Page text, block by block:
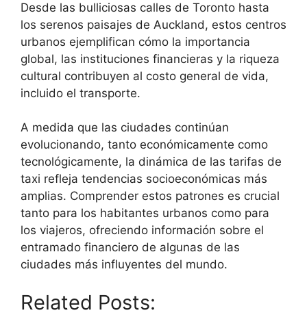
Desde las bulliciosas calles de Toronto hasta
los serenos paisajes de Auckland, estos centros
urbanos ejemplifican cómo la importancia
global, las instituciones financieras y la riqueza
cultural contribuyen al costo general de vida,
incluido el transporte.
A medida que las ciudades continúan
evolucionando, tanto económicamente como
tecnológicamente, la dinámica de las tarifas de
taxi refleja tendencias socioeconómicas más
amplias. Comprender estos patrones es crucial
tanto para los habitantes urbanos como para
los viajeros, ofreciendo información sobre el
entramado financiero de algunas de las
ciudades más influyentes del mundo.
Related Posts: